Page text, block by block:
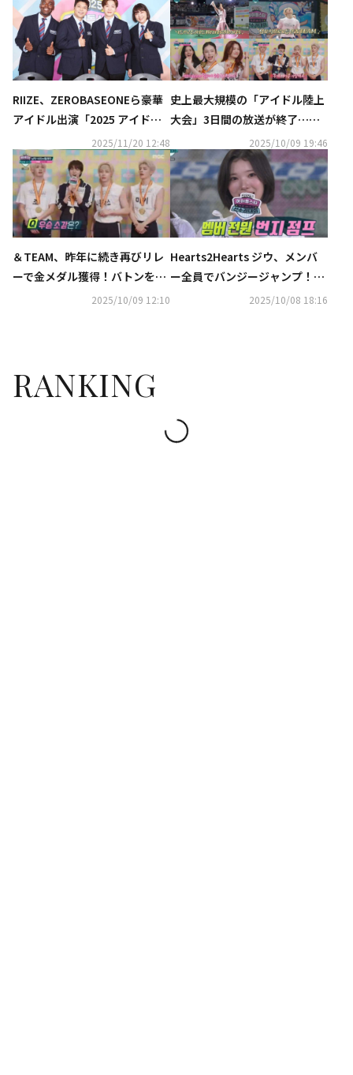
RIIZE、ZEROBASEONEら豪華
アイドル出演「2025 アイドル
陸上大会」KNTVで2026年1月
に日本初放送！
2025/11/20 12:48
史上最大規模の「アイドル陸上
大会」3日間の放送が終了…今
年のルーキー＆ダークホース
は？
2025/10/09 19:46
＆TEAM、昨年に続き再びリレ
ーで金メダル獲得！バトンを落
とすも圧倒的な実力を発揮
2025/10/09 12:10
Hearts2Hearts ジウ、メンバ
ー全員でバンジージャンプ！？
「アイドル陸上大会」での優勝
2025/10/08 18:16
RANKING